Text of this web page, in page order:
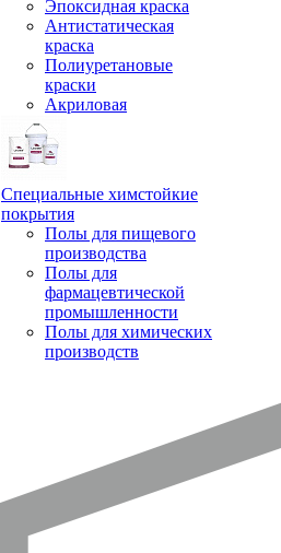
Эпоксидная краска
Антистатическая
краска
Полиуретановые
краски
Акриловая
Специальные химстойкие
покрытия
Полы для пищевого
производства
Полы для
фармацевтической
промышленности
Полы для химических
производств